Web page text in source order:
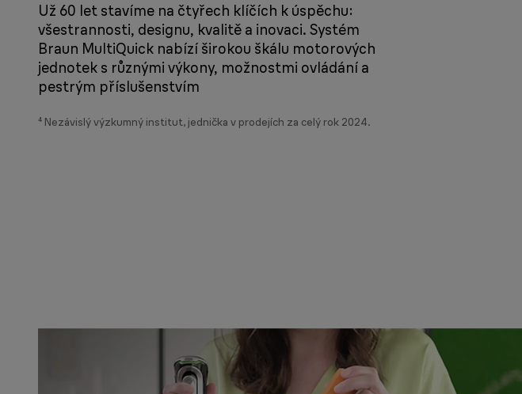
Už 60 let stavíme na čtyřech klíčích k úspěchu:
všestrannosti, designu, kvalitě a inovaci. Systém
Braun MultiQuick nabízí širokou škálu motorových
jednotek s různými výkony, možnostmi ovládání a
pestrým příslušenstvím
⁴ Nezávislý výzkumný institut, jednička v prodejích za celý rok 2024.